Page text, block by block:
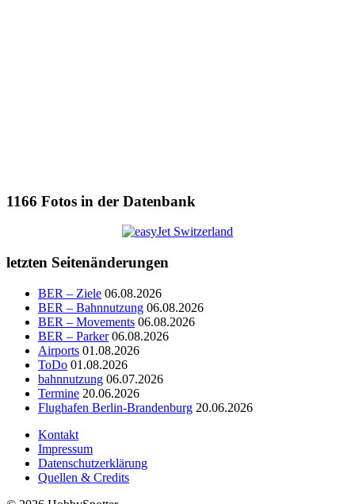
1166 Fotos in der Datenbank
letzten Seitenänderungen
BER – Ziele 06.08.2026
BER – Bahnnutzung 06.08.2026
BER – Movements 06.08.2026
BER – Parker 06.08.2026
Airports 01.08.2026
ToDo 01.08.2026
bahnnutzung 06.07.2026
Termine 20.06.2026
Flughafen Berlin-Brandenburg 20.06.2026
Kontakt
Impressum
Datenschutzerklärung
Quellen & Credits